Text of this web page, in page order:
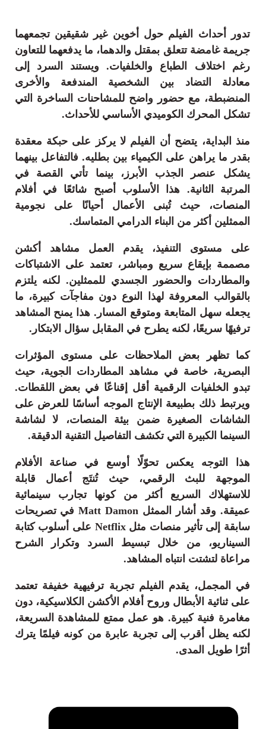
تدور أحداث الفيلم حول أخوين غير شقيقين تجمعهما
جريمة غامضة تتعلق بمقتل والدهما، ما يدفعهما للتعاون
رغم اختلاف الطباع والخلفيات. ويستند السرد إلى
معادلة التضاد بين الشخصية المندفعة والأخرى
المنضبطة، مع حضور واضح للمشاحنات الساخرة التي
تشكل المحرك الكوميدي الأساسي للأحداث.
منذ البداية، يتضح أن الفيلم لا يركز على حبكة معقدة
بقدر ما يراهن على الكيمياء بين بطليه. فالتفاعل بينهما
يشكل عنصر الجذب الأبرز، بينما تأتي القصة في
المرتبة الثانية. هذا الأسلوب أصبح شائعًا في أفلام
المنصات، حيث تُبنى الأعمال أحيانًا على نجومية
الممثلين أكثر من البناء الدرامي المتماسك.
على مستوى التنفيذ، يقدم العمل مشاهد أكشن
مصممة بإيقاع سريع ومباشر، تعتمد على الاشتباكات
والمطاردات والحضور الجسدي للممثلين. لكنه يلتزم
بالقوالب المعروفة لهذا النوع دون مفاجآت كبيرة، ما
يجعله سهل المتابعة ومتوقع المسار. هذا يمنح المشاهد
ترفيهًا سريعًا، لكنه يطرح في المقابل سؤال الابتكار.
كما تظهر بعض الملاحظات على مستوى المؤثرات
البصرية، خاصة في مشاهد المطاردات الجوية، حيث
تبدو الخلفيات الرقمية أقل إقناعًا في بعض اللقطات.
ويرتبط ذلك بطبيعة الإنتاج الموجه أساسًا للعرض على
الشاشات الصغيرة ضمن بيئة المنصات، لا لشاشة
السينما الكبيرة التي تكشف التفاصيل التقنية الدقيقة.
هذا التوجه يعكس تحوّلًا أوسع في صناعة الأفلام
الموجهة للبث الرقمي، حيث تُنتَج أعمال قابلة
للاستهلاك السريع أكثر من كونها تجارب سينمائية
عميقة. وقد أشار الممثل Matt Damon في تصريحات
سابقة إلى تأثير منصات مثل Netflix على أسلوب كتابة
السيناريو، من خلال تبسيط السرد وتكرار الشرح
مراعاة لتشتت انتباه المشاهد.
في المجمل، يقدم الفيلم تجربة ترفيهية خفيفة تعتمد
على ثنائية الأبطال وروح أفلام الأكشن الكلاسيكية، دون
مغامرة فنية كبيرة. هو عمل ممتع للمشاهدة السريعة،
لكنه يظل أقرب إلى تجربة عابرة من كونه فيلمًا يترك
أثرًا طويل المدى.